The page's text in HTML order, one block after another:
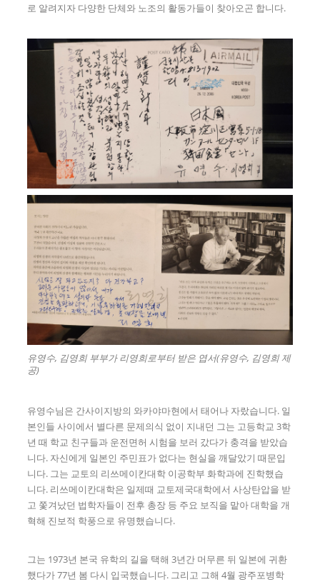
로 알려지자 다양한 단체와 노조의 활동가들이 찾아오곤 합니다.
유영수, 김영희 부부가 리영희로부터 받은 엽서(유영수, 김영희 제
공)
유영수님은 간사이지방의 와카야마현에서 태어나 자랐습니다. 일
본인들 사이에서 별다른 문제의식 없이 지내던 그는 고등학교 3학
년 때 학교 친구들과 운전면허 시험을 보러 갔다가 충격을 받았습
니다. 자신에게 일본인 주민표가 없다는 현실을 깨달았기 때문입
니다. 그는 교토의 리쓰메이칸대학 이공학부 화학과에 진학했습
니다. 리쓰메이칸대학은 일제때 교토제국대학에서 사상탄압을 받
고 쫓겨났던 법학자들이 전후 총장 등 주요 보직을 맡아 대학을 개
혁해 진보적 학풍으로 유명했습니다.
그는 1973년 본국 유학의 길을 택해 3년간 머무른 뒤 일본에 귀환
했다가 77년 봄 다시 입국했습니다. 그리고 그해 4월 광주포병학